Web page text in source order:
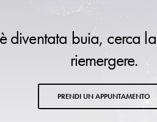
diventata buia, cerca
riemergere.
PRENDI UN APPUNTAMENTO